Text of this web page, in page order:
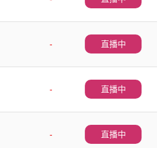
-
直播中
-
直播中
-
直播中